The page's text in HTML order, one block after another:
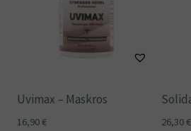
Uvimax – Maskros
16,90€ 26,30€